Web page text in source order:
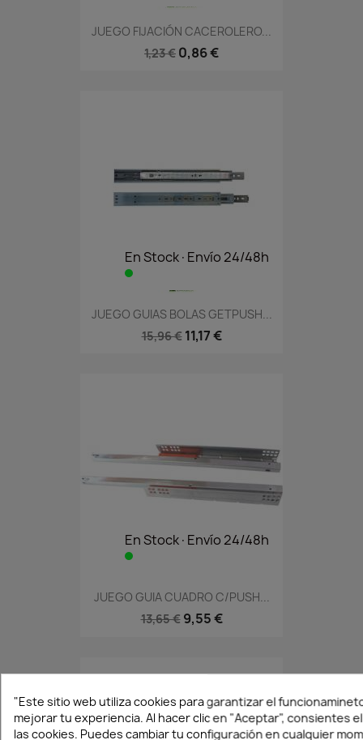
JUEGO FIJACIÓN CACEROLERO...
1,23 € 0,86 €
En Stock·Envío 24/48h
JUEGO GUIAS BOLAS GETPUSH...
15,96 € 11,17 €
En Stock·Envío 24/48h
JUEGO GUIA CUADRO C/PUSH...
13,65 € 9,55 €
"Este sitio web utiliza cookies para garantizar el
mejorar tu experiencia. Al hacer clic en "Aceptar", consientes
las cookies. Puedes cambiar tu configuración en cualquier